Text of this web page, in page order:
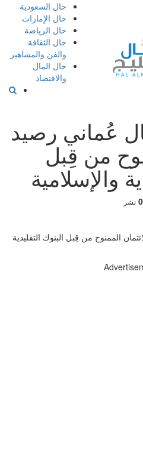
حال السعودية
حال الإمارات
حال الرياضة
حال الثقافة
والفن والمشاهير
حال المال
والاقتصاد
ريال عُماني رصيد
من قِبل
والإسلامية
0 نشر